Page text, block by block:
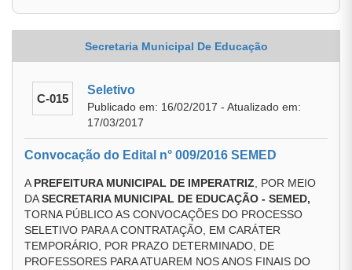
Secretaria Municipal De Educação
C-015
Seletivo
Publicado em: 16/02/2017 - Atualizado em:
17/03/2017
Convocação do Edital n° 009/2016 SEMED
A PREFEITURA MUNICIPAL DE IMPERATRIZ , POR MEIO
DASECRETARIA MUNICIPAL DE EDUCAÇÃO - SEMED,
TORNA PÚBLICO AS CONVOCAÇÕES DO PROCESSO
SELETIVO PARA A CONTRATAÇÃO, EM CARÁTER
TEMPORÁRIO, POR PRAZO DETERMINADO, DE
PROFESSORES PARA ATUAREM NOS ANOS FINAIS DO